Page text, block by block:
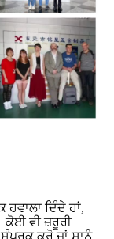
ਦਿੰਦੇ ਹਾਂ,
ਕੋਈ ਵੀ ਜ਼ਰੂਰੀ
ਸੰਪਰਕ ਕਰੋ ਜਾਂ ਸਾਨੂੰ